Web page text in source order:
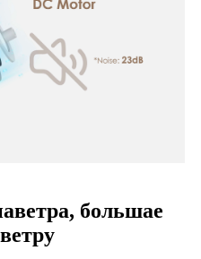
большае